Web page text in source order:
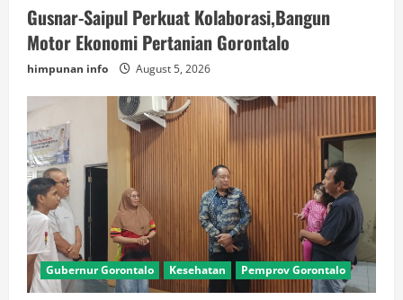
Gusnar-Saipul Perkuat Kolaborasi,Bangun
Motor Ekonomi Pertanian Gorontalo
himpunan info August 5, 2026
Gubernur Gorontalo Kesehatan Pemprov Gorontalo